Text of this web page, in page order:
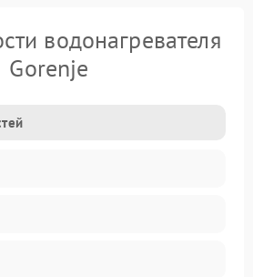
водонагревателя
Gorenje